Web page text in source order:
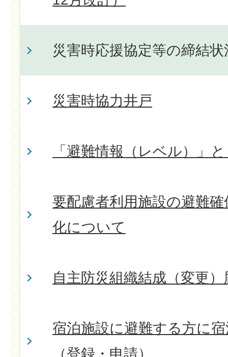
災害時応援協定等の締結状
災害時協力井戸
「避難情報（レベル）」
要配慮者利用施設の避難
化について
自主防災組織結成（変更
宿泊施設に避難する方に
（登録・申請）